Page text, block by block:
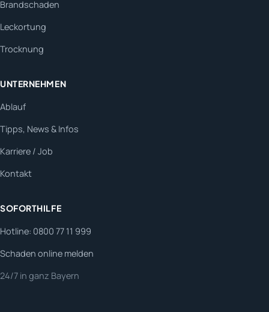
Brandschaden
Leckortung
Trocknung
UNTERNEHMEN
Ablauf
Tipps, News & Infos
Karriere / Job
Kontakt
SOFORTHILFE
Hotline: 0800 77 11 999
Schaden online melden
24/7 in ganz Bayern